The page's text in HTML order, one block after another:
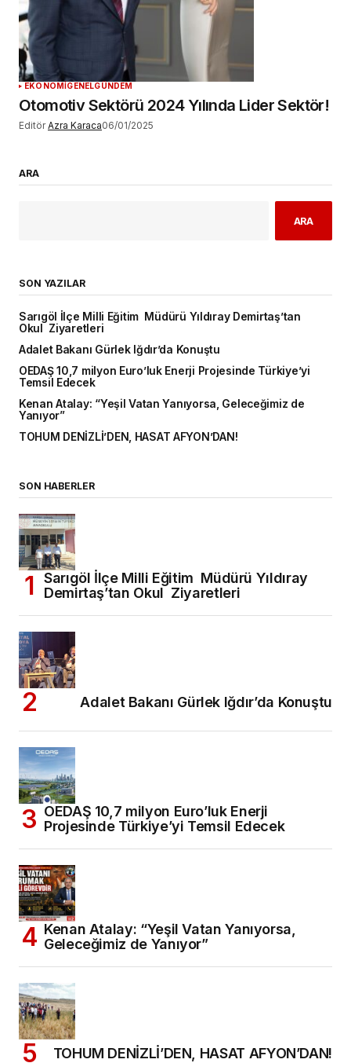
EKONOMİGENELGÜNDEM
Otomotiv Sektörü 2024 Yılında Lider Sektör!
Editör Azra Karaca06/01/2025
ARA
ARA
SON YAZILAR
Sarıgöl İlçe Milli Eğitim Müdürü Yıldıray Demirtaş’tan
Okul Ziyaretleri
Adalet Bakanı Gürlek Iğdır’da Konuştu
OEDAŞ 10,7 milyon Euro’luk Enerji Projesinde Türkiye’yi
Temsil Edecek
Kenan Atalay: “Yeşil Vatan Yanıyorsa, Geleceğimiz de
Yanıyor”
TOHUM DENİZLİ’DEN, HASAT AFYON’DAN!
SON HABERLER
Sarıgöl İlçe Milli Eğitim Müdürü Yıldıray
Demirtaş’tan Okul Ziyaretleri
Adalet Bakanı Gürlek Iğdır’da Konuştu
OEDAŞ 10,7 milyon Euro’luk Enerji
Projesinde Türkiye’yi Temsil Edecek
Kenan Atalay: “Yeşil Vatan Yanıyorsa,
Geleceğimiz de Yanıyor”
TOHUM DENİZLİ’DEN, HASAT AFYON’DAN!